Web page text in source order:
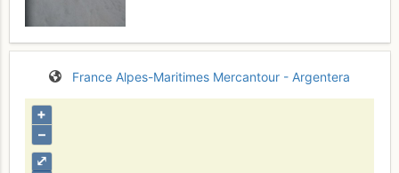
France Alpes-Maritimes Mercantour - Argentera
⤢
+
–